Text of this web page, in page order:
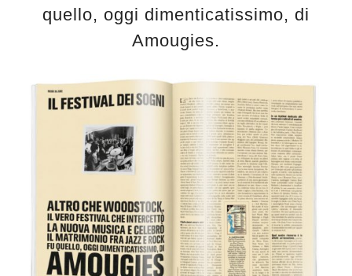
quello, oggi dimenticatissimo, di
Amougies.